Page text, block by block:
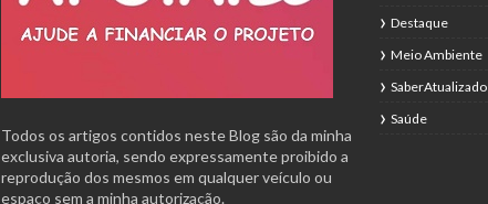
Todos os artigos contidos neste Blog são da minha
exclusiva autoria, sendo expressamente proibido a
reprodução dos mesmos em qualquer veículo ou
espaço sem a minha autorização.
Destaque
Meio Ambiente
SaberAtualizado
Saúde